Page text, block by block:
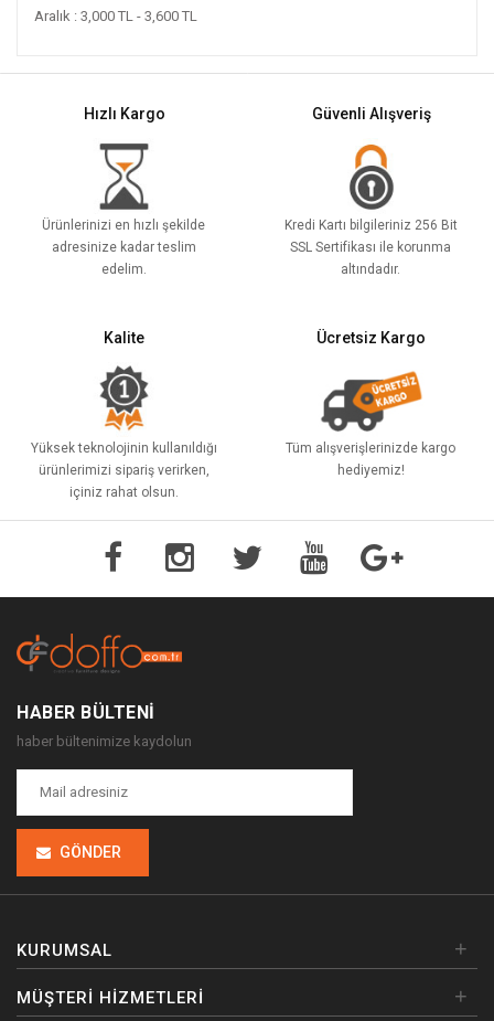
Aralık : 3,000 TL - 3,600 TL
Hızlı Kargo
Ürünlerinizi en hızlı şekilde
adresinize kadar teslim
edelim.
Güvenli Alışveriş
Kredi Kartı bilgileriniz 256 Bit
SSL Sertifikası ile korunma
altındadır.
Kalite
Yüksek teknolojinin kullanıldığı
ürünlerimizi sipariş verirken,
içiniz rahat olsun.
Ücretsiz Kargo
Tüm alışverişlerinizde kargo
hediyemiz!
HABER BÜLTENI
haber bültenimize kaydolun
GÖNDER
KURUMSAL +
MÜŞTERI HIZMETLERI +